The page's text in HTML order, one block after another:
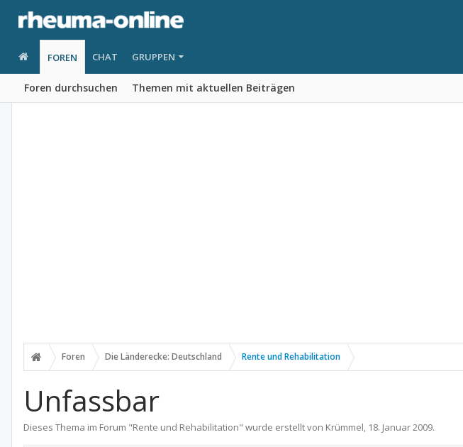
FOREN
Foren durchsuchen Themen mit aktuellen Beiträgen
CHAT GRUPPEN
Foren Die Länderecke: Deutschland Rente und Rehabilitation
Unfassbar
Dieses Thema im Forum "Rente und Rehabilitation" wurde erstellt von Krümmel, 18. Januar 2009.